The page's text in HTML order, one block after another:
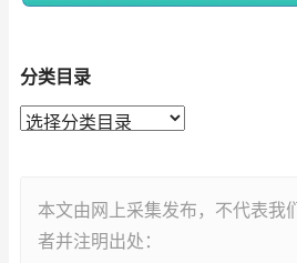
分类目录
本文由网上采集发布，不代表我
者并注明出处：